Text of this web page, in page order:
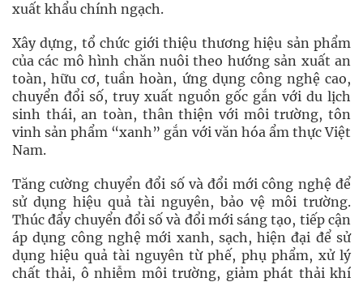
xuất khẩu chính ngạch.
Xây dựng, tổ chức giới thiệu thương hiệu sản phẩm
của các mô hình chăn nuôi theo hướng sản xuất an
toàn, hữu cơ, tuần hoàn, ứng dụng công nghệ cao,
chuyển đổi số, truy xuất nguồn gốc gắn với du lịch
sinh thái, an toàn, thân thiện với môi trường, tôn
vinh sản phẩm “xanh” gắn với văn hóa ẩm thực Việt
Nam.
Tăng cường chuyển đổi số và đổi mới công nghệ để
sử dụng hiệu quả tài nguyên, bảo vệ môi trường.
Thúc đẩy chuyển đổi số và đổi mới sáng tạo, tiếp cận
áp dụng công nghệ mới xanh, sạch, hiện đại để sử
dụng hiệu quả tài nguyên từ phế, phụ phẩm, xử lý
chất thải, ô nhiễm môi trường, giảm phát thải khí